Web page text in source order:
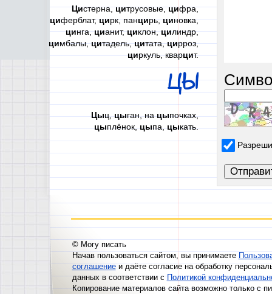
Цистерна,цитрусовые,цифра,
циферблат,цирк, панцирь,циновка,
цинга,цианит,циклон,цилиндр,
цимбалы,цитадель,цитата,цирроз,
циркуль, кварцит.
ЦЫ
Цыц,цыган, нацыпочках,
цыплёнок,цыпа,цыкать.
© Могу писать
Начав пользоваться сайтом, вы принимаете
соглашениеи даёте согласие на обработку
данных в соответствии сПолитикой
Копирование материалов сайта возможно только с